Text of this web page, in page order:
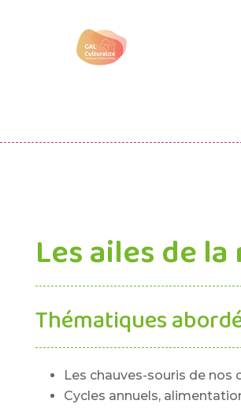
Les ailes de
Thématiques
Les chauves-souris de nos
Cycles annuels,